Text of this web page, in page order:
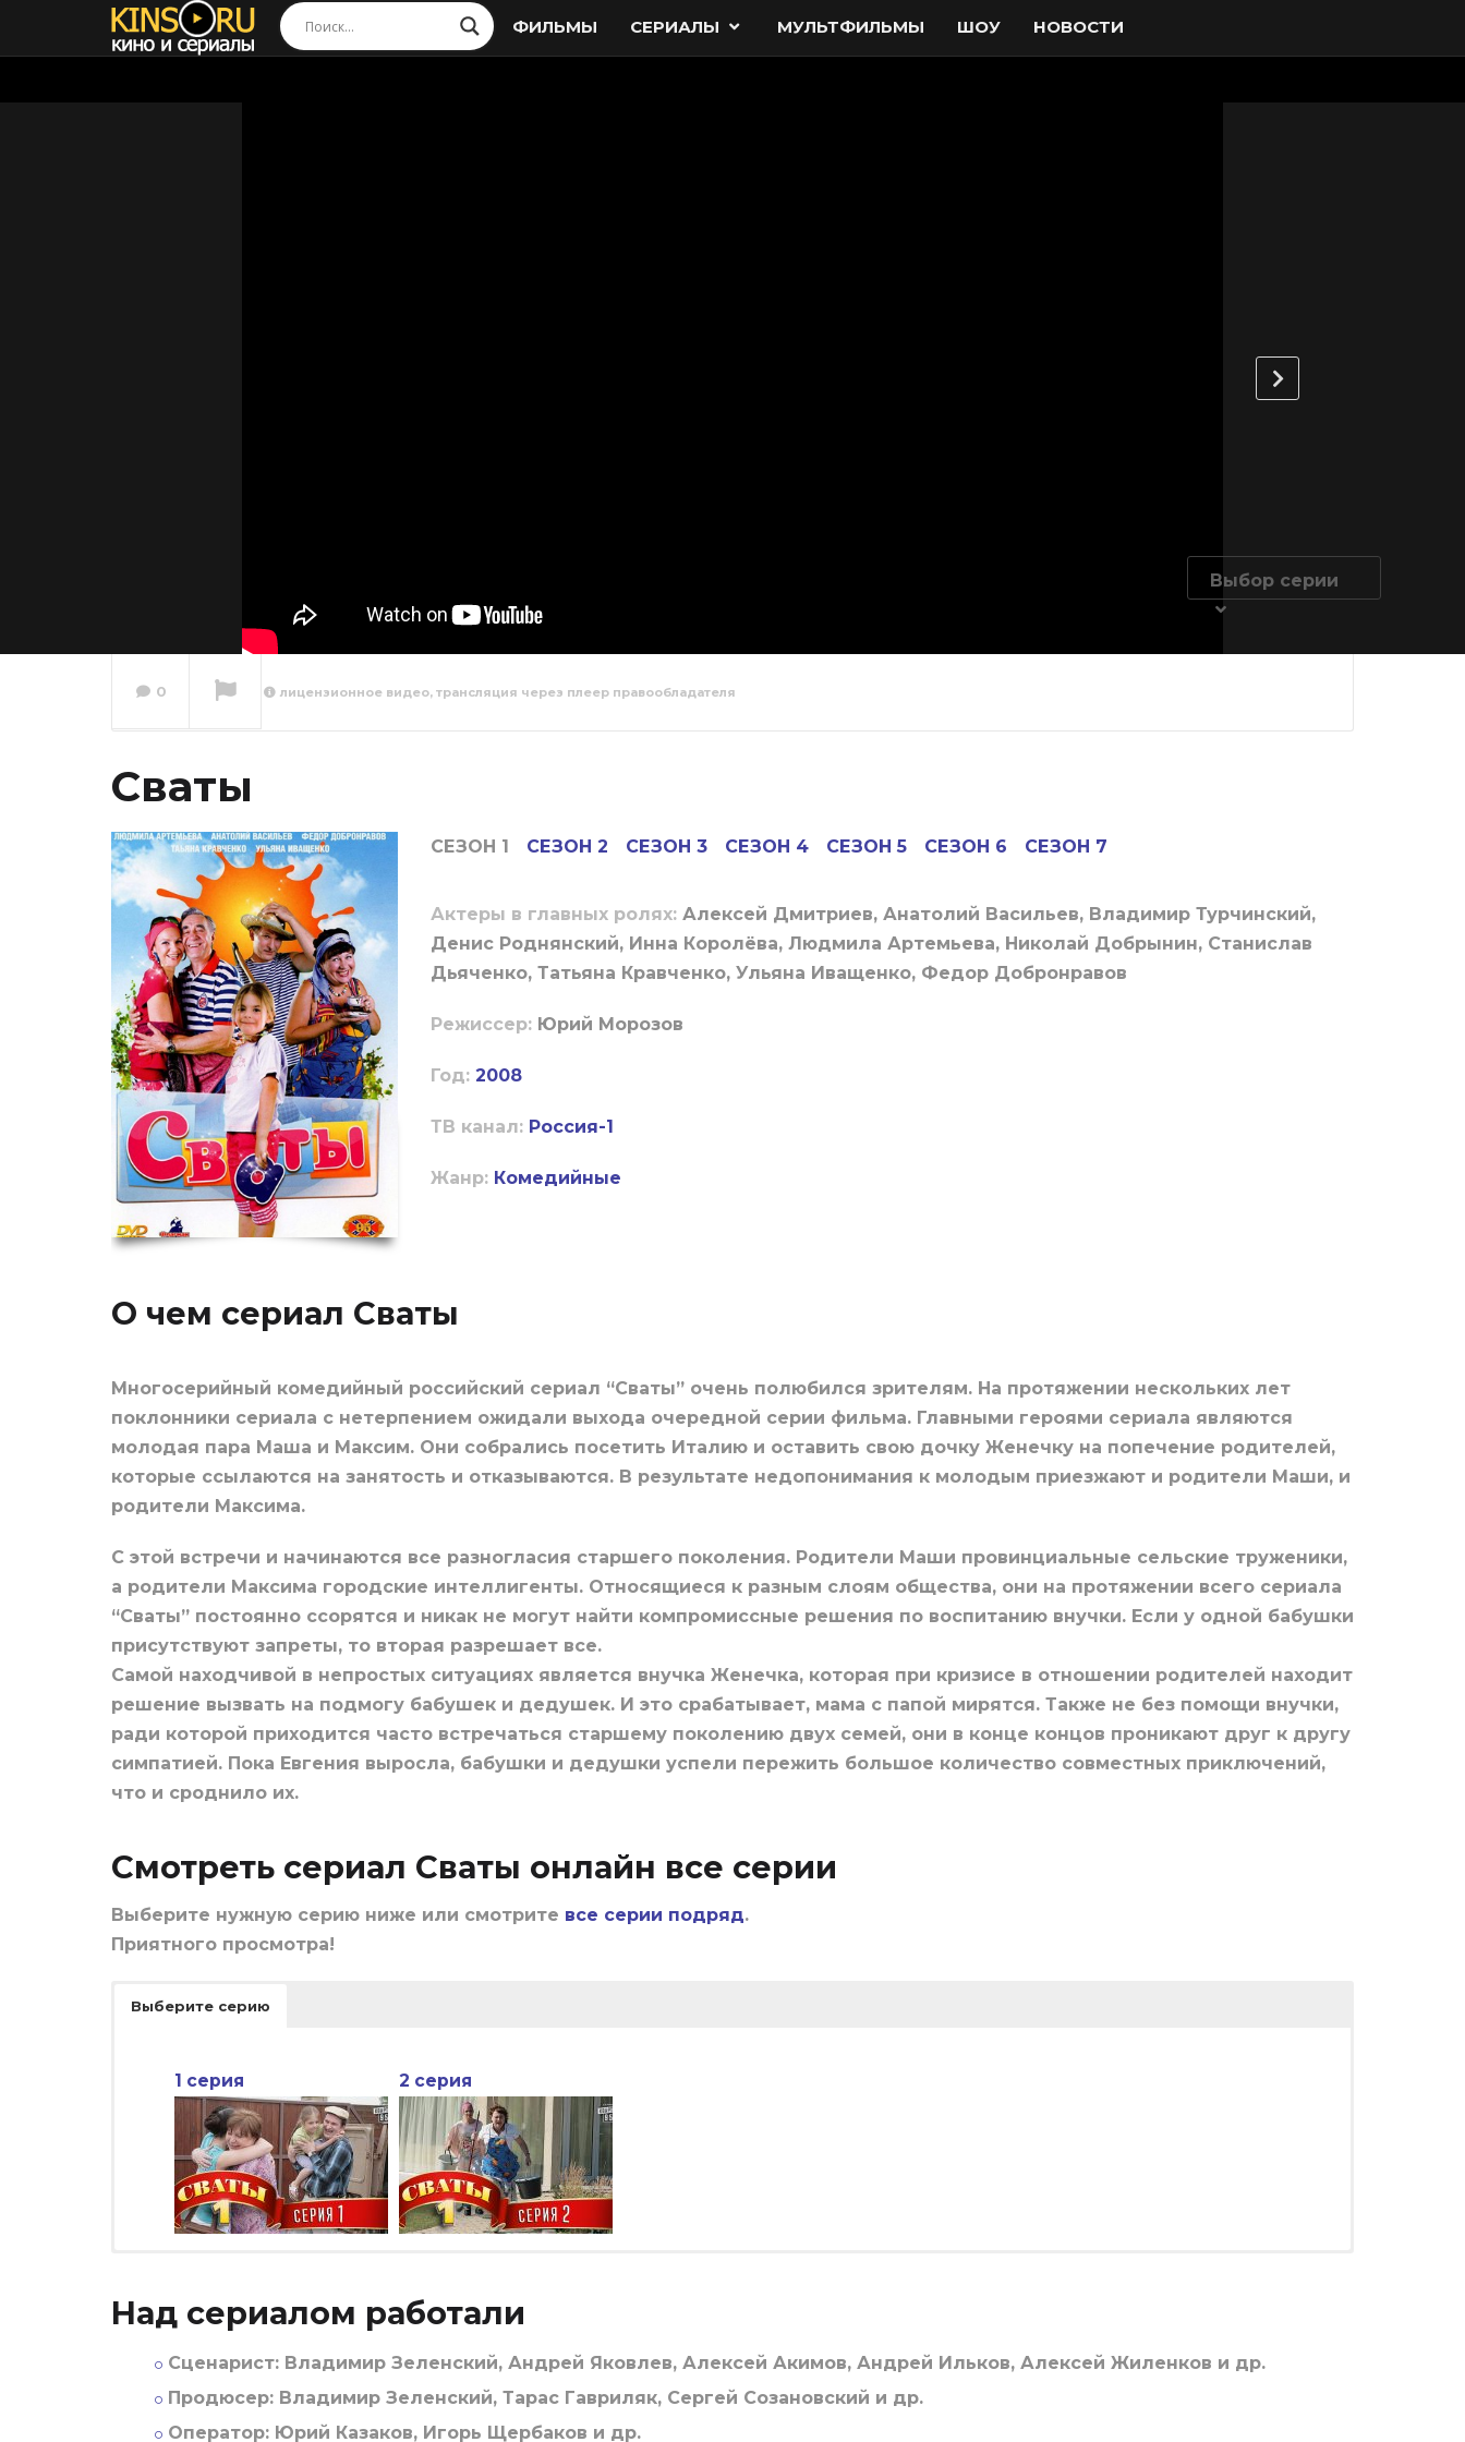
ФИЛЬМЫ СЕРИАЛЫ МУЛЬТФИЛЬМЫ ШОУ НОВОСТИ
Выбор серии
Сейчас вы смотрите
0 лицензионное видео, трансляция через плеер правообладателя
Сваты
СЕЗОН 1 СЕЗОН 2 СЕЗОН 3 СЕЗОН 4 СЕЗОН 5 СЕЗОН 6 СЕЗОН 7
Актеры в главных ролях: Алексей Дмитриев, Анатолий Васильев, Владимир Турчинский,
Денис Роднянский, Инна Королёва, Людмила Артемьева, Николай Добрынин, Станислав
Дьяченко, Татьяна Кравченко, Ульяна Иващенко, Федор Добронравов
Режиссер: Юрий Морозов
Год: 2008
ТВ канал: Россия-1
Жанр: Комедийные
О чем сериал Сваты
Многосерийный комедийный российский сериал “Сваты” очень полюбился зрителям. На протяжении нескольких лет
поклонники сериала с нетерпением ожидали выхода очередной серии фильма. Главными героями сериала являются
молодая пара Маша и Максим. Они собрались посетить Италию и оставить свою дочку Женечку на попечение родителей,
которые ссылаются на занятость и отказываются. В результате недопонимания к молодым приезжают и родители Маши, и
родители Максима.
С этой встречи и начинаются все разногласия старшего поколения. Родители Маши провинциальные сельские труженики,
а родители Максима городские интеллигенты. Относящиеся к разным слоям общества, они на протяжении всего сериала
“Сваты” постоянно ссорятся и никак не могут найти компромиссные решения по воспитанию внучки. Если у одной бабушки
присутствуют запреты, то вторая разрешает все.
Самой находчивой в непростых ситуациях является внучка Женечка, которая при кризисе в отношении родителей находит
решение вызвать на подмогу бабушек и дедушек. И это срабатывает, мама с папой мирятся. Также не без помощи внучки,
ради которой приходится часто встречаться старшему поколению двух семей, они в конце концов проникают друг к другу
симпатией. Пока Евгения выросла, бабушки и дедушки успели пережить большое количество совместных приключений,
что и сроднило их.
Смотреть сериал Сваты онлайн все серии
Выберите нужную серию ниже или смотрите все серии подряд.
Приятного просмотра!
Выберите серию
1 серия 2 серия
Над сериалом работали
Сценарист: Владимир Зеленский, Андрей Яковлев, Алексей Акимов, Андрей Ильков, Алексей Жиленков и др.
Продюсер: Владимир Зеленский, Тарас Гавриляк, Сергей Созановский и др.
Оператор: Юрий Казаков, Игорь Щербаков и др.